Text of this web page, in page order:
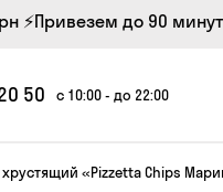
⚡Привезем до 90 минут
50 с 10:00 - до 22:00
хрустящий «Pizzetta Chips